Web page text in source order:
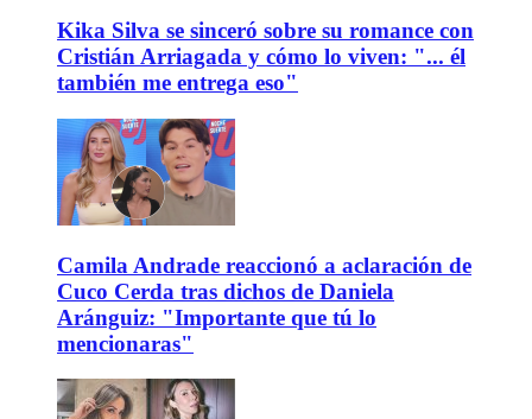
Kika Silva se sinceró sobre su romance con
Cristián Arriagada y cómo lo viven: "... él
también me entrega eso"
Camila Andrade reaccionó a aclaración de
Cuco Cerda tras dichos de Daniela
Aránguiz: "Importante que tú lo
mencionaras"